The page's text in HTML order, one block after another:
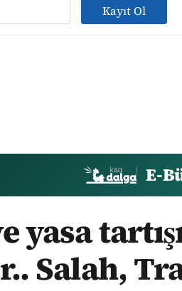
Kayıt Ol
E-
yasa
Salah,